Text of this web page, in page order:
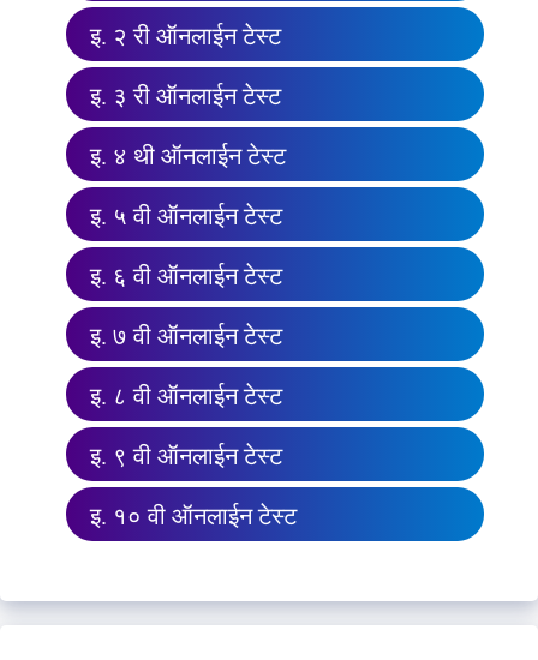
इ. २ री ऑनलाईन टेस्ट
इ. ३ री ऑनलाईन टेस्ट
इ. ४ थी ऑनलाईन टेस्ट
इ. ५ वी ऑनलाईन टेस्ट
इ. ६ वी ऑनलाईन टेस्ट
इ. ७ वी ऑनलाईन टेस्ट
इ. ८ वी ऑनलाईन टेस्ट
इ. ९ वी ऑनलाईन टेस्ट
इ. १० वी ऑनलाईन टेस्ट